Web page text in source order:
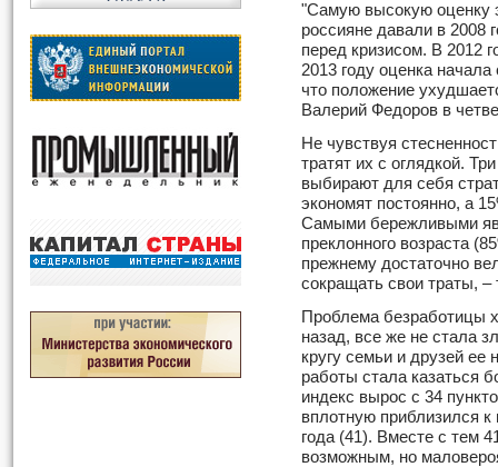
"Самую высокую оценку
россияне давали в 2008
перед кризисом. В 2012
2013 году оценка
что положение
Валерий Федоров в
Не чувствуя
тратят их с оглядкой.
выбирают для себя
экономят постоянно, а
Самыми бережливыми
преклонного возраста
прежнему достаточно
сокращать свои траты, –
Проблема безработицы
назад, все же не стала
кругу семьи и друзей ее
работы стала казаться
индекс вырос с 34
вплотную приблизился к
года (41). Вместе с тем
возможным, но